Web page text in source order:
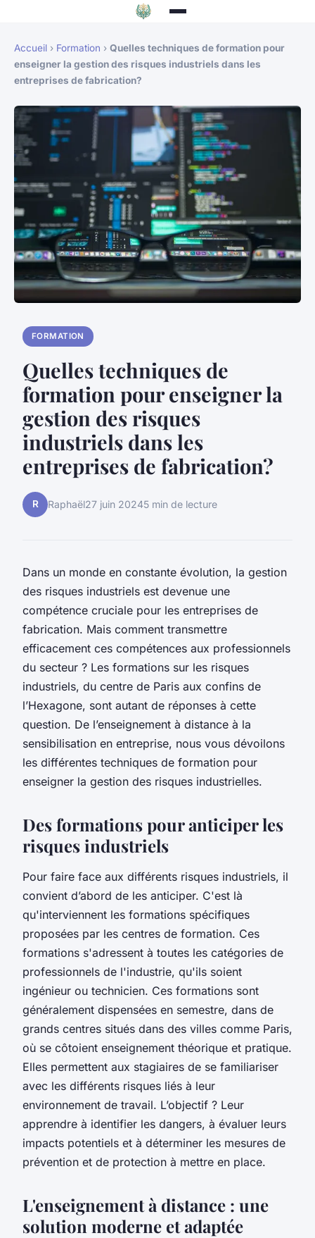
Accueil › Formation › Quelles techniques de formation pour
enseigner la gestion des risques industriels dans les
entreprises de fabrication?
FORMATION
Quelles techniques de
formation pour enseigner la
gestion des risques
industriels dans les
entreprises de fabrication?
R Raphaël27 juin 20245 min de lecture
Dans un monde en constante évolution, la gestion
des risques industriels est devenue une
compétence cruciale pour les entreprises de
fabrication. Mais comment transmettre
efficacement ces compétences aux professionnels
du secteur ? Les formations sur les risques
industriels, du centre de Paris aux confins de
l’Hexagone, sont autant de réponses à cette
question. De l’enseignement à distance à la
sensibilisation en entreprise, nous vous dévoilons
les différentes techniques de formation pour
enseigner la gestion des risques industrielles.
Des formations pour anticiper les
risques industriels
Pour faire face aux différents risques industriels, il
convient d’abord de les anticiper. C'est là
qu'interviennent les formations spécifiques
proposées par les centres de formation. Ces
formations s'adressent à toutes les catégories de
professionnels de l'industrie, qu'ils soient
ingénieur ou technicien. Ces formations sont
généralement dispensées en semestre, dans de
grands centres situés dans des villes comme Paris,
où se côtoient enseignement théorique et pratique.
Elles permettent aux stagiaires de se familiariser
avec les différents risques liés à leur
environnement de travail. L’objectif ? Leur
apprendre à identifier les dangers, à évaluer leurs
impacts potentiels et à déterminer les mesures de
prévention et de protection à mettre en place.
L'enseignement à distance : une
solution moderne et adaptée